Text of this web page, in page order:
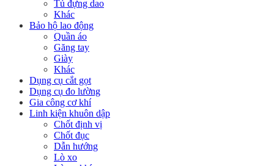
Tủ đựng dao
Khác
Bảo hộ lao động
Quần áo
Găng tay
Giày
Khác
Dụng cụ cắt gọt
Dụng cụ đo lường
Gia công cơ khí
Linh kiện khuôn dập
Chốt định vị
Chốt đục
Dẫn hướng
Lò xo